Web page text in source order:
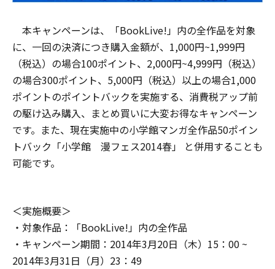
本キャンペーンは、「BookLive!」内の全作品を対象
に、一回の決済につき購入金額が、1,000円~1,999円
（税込）の場合100ポイント、2,000円~4,999円（税込）
の場合300ポイント、5,000円（税込）以上の場合1,000
ポイントのポイントバックを実施する、消費税アップ前
の駆け込み購入、まとめ買いに大変お得なキャンペーン
です。また、現在実施中の小学館マンガ全作品50ポイン
トバック「小学館 漫フェス2014春」 と併用することも
可能です。
＜実施概要＞
・対象作品：「BookLive!」内の全作品
・キャンペーン期間：2014年3月20日（木）15：00 ~
2014年3月31日（月）23：49